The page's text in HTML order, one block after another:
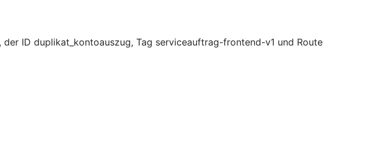
ID duplikat_kontoauszug, Tag serviceauftrag-frontend-v1 und Route